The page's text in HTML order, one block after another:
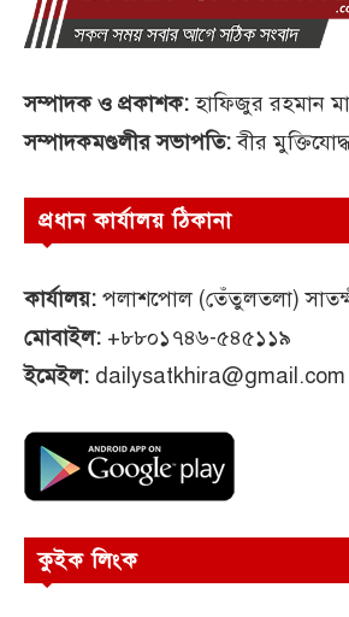
সম্পাদক ও প্রকাশক:হাফিজুর রহমান
সম্পাদকমণ্ডলীর সভাপতি:বীর
প্রধান কার্যালয় ঠিকানা
কার্যালয়: পলাশপোল (তেঁতুলতলা)
মোবাইল: +৮৮০১৭৪৬-৫৪৫১১৯
ইমেইল: dailysatkhira@gmail.com
কুইক লিংক